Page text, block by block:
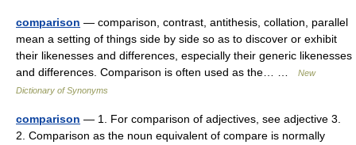
comparison — comparison, contrast, antithesis, collation, parallel
mean a setting of things side by side so as to discover or exhibit
their likenesses and differences, especially their generic likenesses
and differences. Comparison is often used as the… …
New
Dictionary of Synonyms
comparison — 1. For comparison of adjectives, see adjective 3.
2. Comparison as the noun equivalent of compare is normally